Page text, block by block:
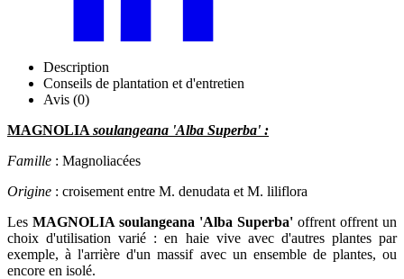
Description
Conseils de plantation et d'entretien
Avis (0)
MAGNOLIA soulangeana 'Alba Superba' :
Famille : Magnoliacées
Origine : croisement entre M. denudata et M. liliflora
Les MAGNOLIA soulangeana 'Alba Superba' offrent offrent un
choix d'utilisation varié : en haie vive avec d'autres plantes par
exemple, à l'arrière d'un massif avec un ensemble de plantes, ou
encore en isolé.